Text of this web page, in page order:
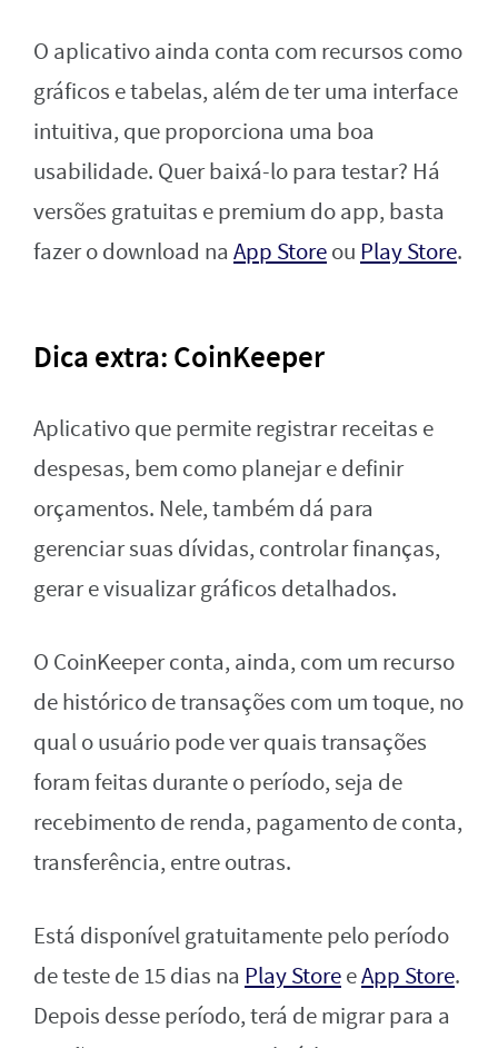
O aplicativo ainda conta com recursos como
gráficos e tabelas, além de ter uma interface
intuitiva, que proporciona uma boa
usabilidade. Quer baixá-lo para testar? Há
versões gratuitas e premium do app, basta
fazer o download na App Storeou Play Store.
Dica extra: CoinKeeper
Aplicativo que permite registrar receitas e
despesas, bem como planejar e definir
orçamentos. Nele, também dá para
gerenciar suas dívidas, controlar finanças,
gerar e visualizar gráficos detalhados.
O CoinKeeper conta, ainda, com um recurso
de histórico de transações com um toque, no
qual o usuário pode ver quais transações
foram feitas durante o período, seja de
recebimento de renda, pagamento de conta,
transferência, entre outras.
Está disponível gratuitamente pelo período
de teste de 15 dias na Play StoreeApp Store.
Depois desse período, terá de migrar para a